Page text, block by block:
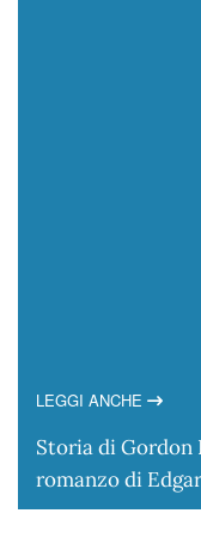
LEGGI ANCHE
Storia di Gordon
romanzo di